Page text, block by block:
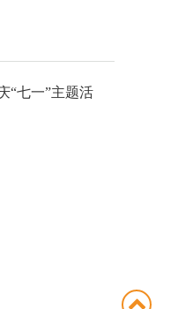
“七一”主题活